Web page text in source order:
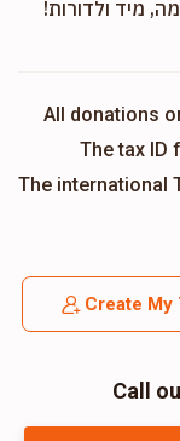
מיד ולדורות!
All donations
The tax ID
The international
Create My
Call